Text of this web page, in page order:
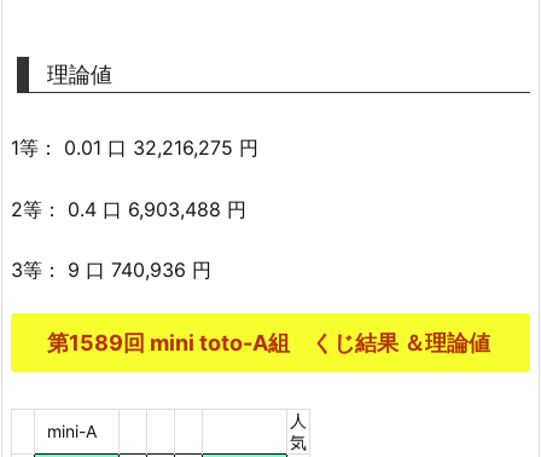
理論値
1等： 0.01 口 32,216,275 円
2等： 0.4 口 6,903,488 円
3等： 9 口 740,936 円
第1589回 mini toto-A組 くじ結果 ＆理論値
mini-A
人
気